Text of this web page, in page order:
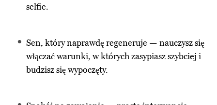
selfie.
Sen, który naprawdę regeneruje — nauczysz się
włączać warunki, w których zasypiasz szybciej i
budzisz się wypoczęty.